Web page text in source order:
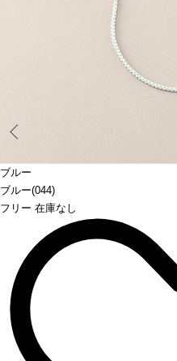
ブルー
ブルー(044)
フリー 在庫なし